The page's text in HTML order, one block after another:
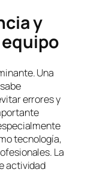
y
Una
errores y
tecnología,
La
actividad